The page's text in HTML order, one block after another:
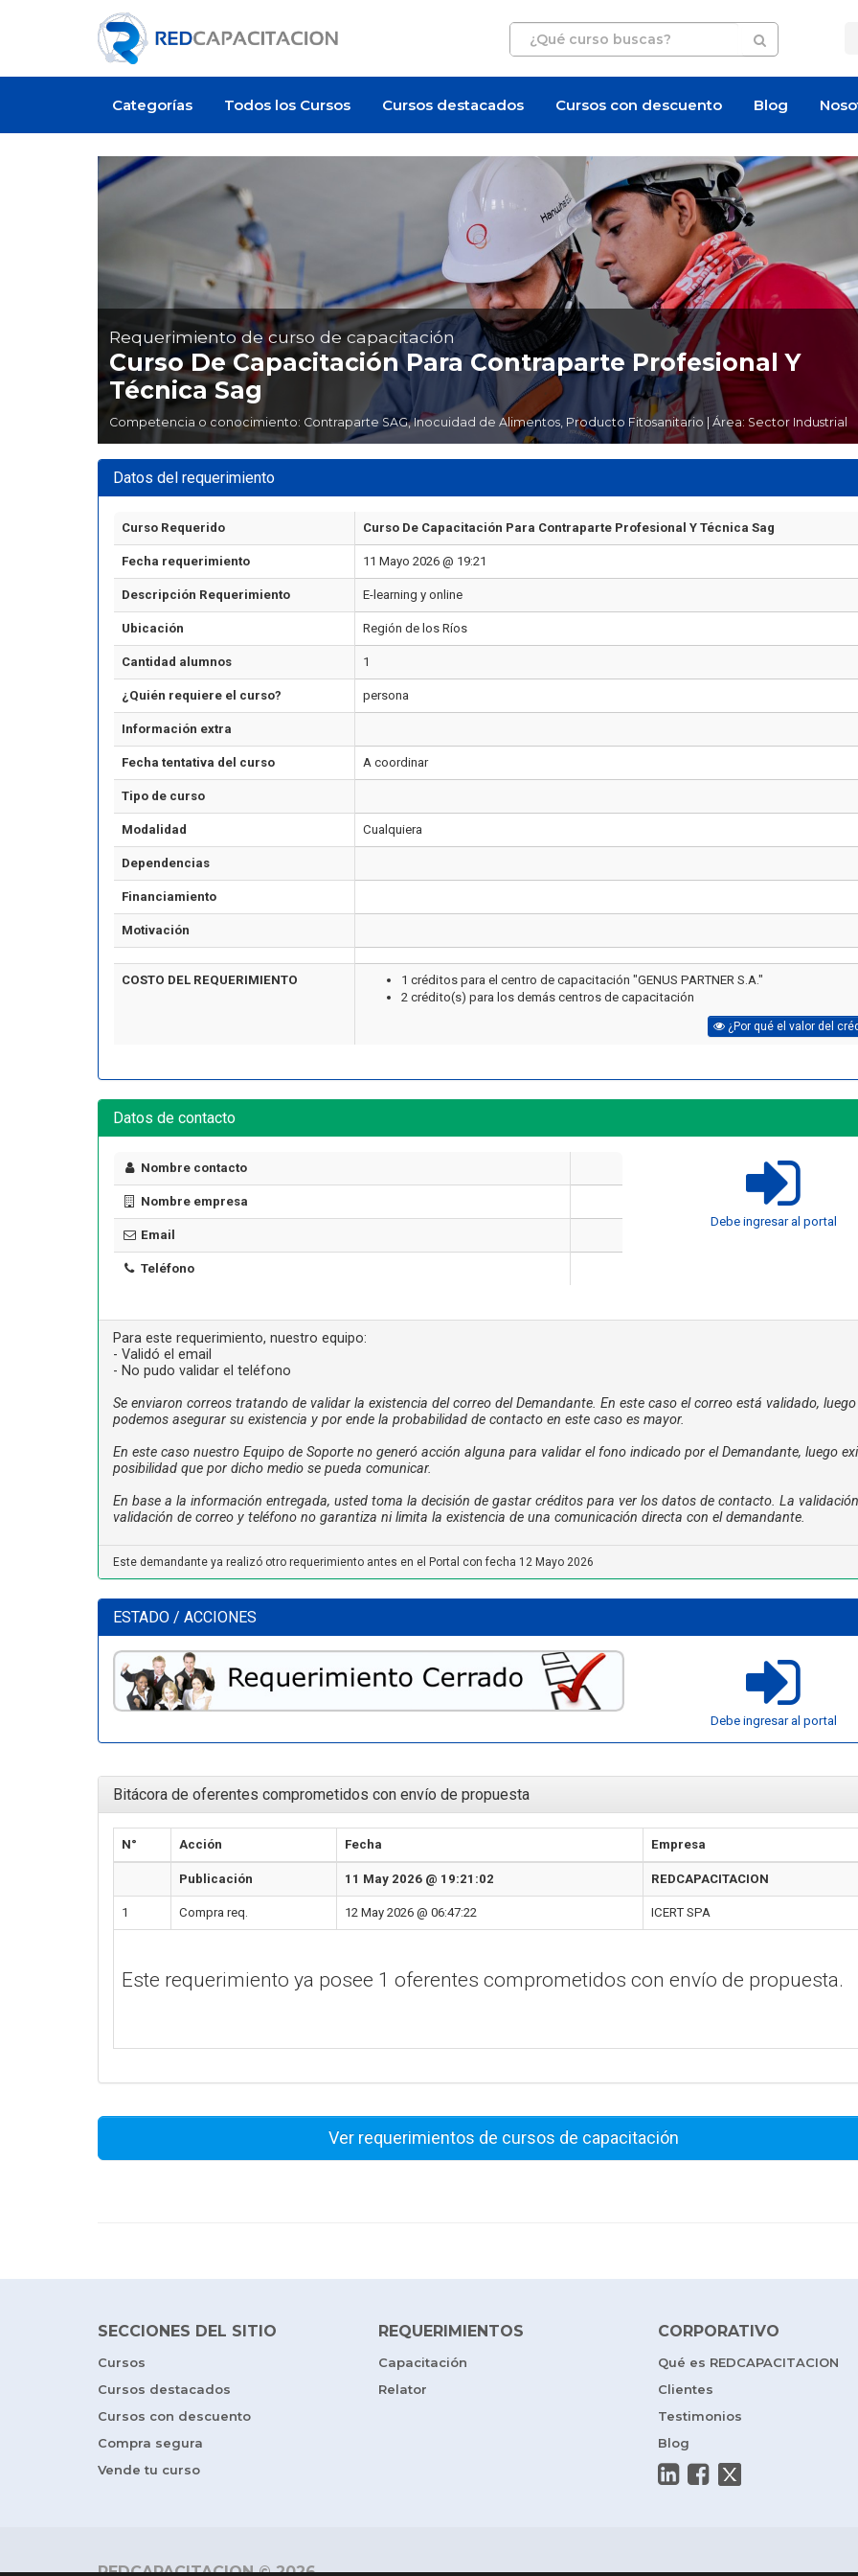
Categorías Todos los Cursos Cursos destacados Cursos con descuento Blog
Requerimiento de curso de capacitación
Curso De Capacitación Para Contraparte Profesional Y
Técnica Sag
Competencia o conocimiento: Contraparte SAG, Inocuidad de Alimentos, Producto Fitosanitario | Área: Sector Industrial
Datos del requerimiento
Curso Requerido Curso De Capacitación Para Contraparte Profesional Y Técnica Sag
Fecha requerimiento 11 Mayo 2026 @ 19:21
Descripción Requerimiento E-learning y online
Ubicación Región de los Ríos
Cantidad alumnos 1
¿Quién requiere el curso? persona
Información extra
Fecha tentativa del curso A coordinar
Tipo de curso
Modalidad Cualquiera
Dependencias
Financiamiento
Motivación
COSTO DEL REQUERIMIENTO
1 créditos para el centro de capacitación "GENUS PARTNER S.A."
2 crédito(s) para los demás centros de capacitación
¿Por qué el valor del
Datos de contacto
Nombre contacto
Nombre empresa
Email
Teléfono
Debe ingresar al portal
Para este requerimiento, nuestro equipo:
- Validó el email
- No pudo validar el teléfono
Se enviaron correos tratando de validar la existencia del correo del Demandante. En este caso el correo está validado, luego
podemos asegurar su existencia y por ende la probabilidad de contacto en este caso es mayor.
En este caso nuestro Equipo de Soporte no generó acción alguna para validar el fono indicado por el Demandante, luego
posibilidad que por dicho medio se pueda comunicar.
En base a la información entregada, usted toma la decisión de gastar créditos para ver los datos de contacto. La
validación de correo y teléfono no garantiza ni limita la existencia de una comunicación directa con el demandante.
Este demandante ya realizó otro requerimiento antes en el Portal con fecha 12 Mayo 2026
ESTADO / ACCIONES
Debe ingresar al portal
Bitácora de oferentes comprometidos con envío de propuesta
N° Acción Fecha Empresa
Publicación 11 May 2026 @ 19:21:02 REDCAPACITACION
1 Compra req. 12 May 2026 @ 06:47:22 ICERT SPA
Este requerimiento ya posee 1 oferentes comprometidos con envío de propuesta.
Ver requerimientos de cursos de capacitación
Cómo Formar una Brigada de
¿Cuánto cuesta
seguridad industrial
SECCIONES DEL SITIO
Cursos
Cursos destacados
Cursos con descuento
Compra segura
Vende tu curso
REQUERIMIENTOS
Capacitación
Relator
CORPORATIVO
Qué es REDCAPACITACION
Clientes
Testimonios
Blog
REDCAPACITACION © 2026